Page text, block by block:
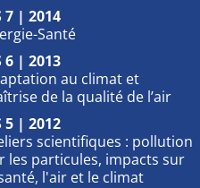
7 | 2014
Santé
6 | 2013
au climat et
de la qualité de l’air
5 | 2012
scientifiques : pollution
les particules, impacts sur
l'air et le climat